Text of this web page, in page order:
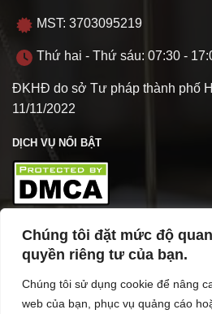
Chúng tôi đặt mức độ
quyền riêng tư của bạn.
Chúng tôi sử dụng cookie để nâng
web của bạn, phục vụ quảng cáo
MST: 3703095219
Thứ hai - Thứ sáu: 07:30 -
ĐKHĐ do sở Tư pháp thành phố
11/11/2022
DỊCH VỤ NỔI BẬT
TÌM HIỂU VỀ VPL